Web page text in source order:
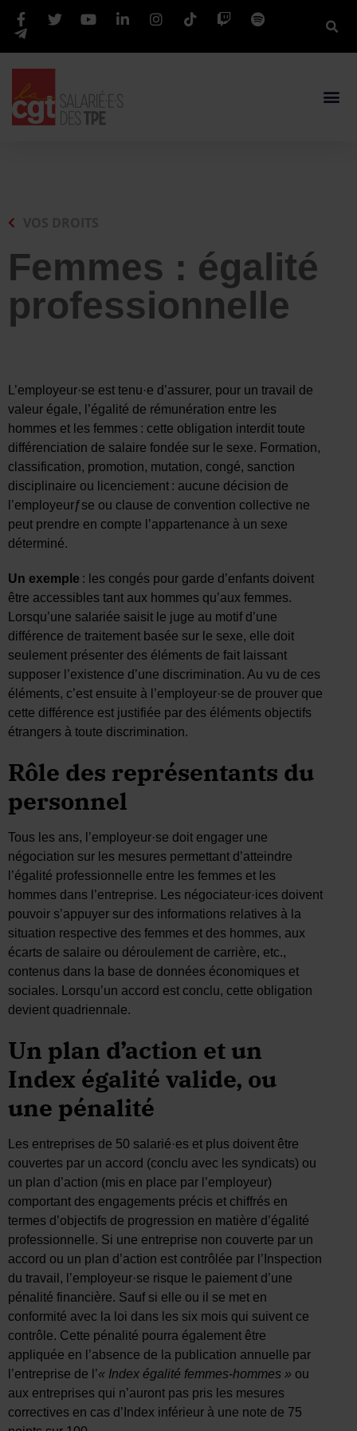
Femmes : égalité
professionnelle
L’employeur·se est tenu·e d’assurer, pour un travail de
valeur égale, l’égalité de rémunération entre les
hommes et les femmes : cette obligation interdit toute
différenciation de salaire fondée sur le sexe. Formation,
classification, promotion, mutation, congé, sanction
disciplinaire ou licenciement : aucune décision de
l’employeurƒse ou clause de convention collective ne
peut prendre en compte l’appartenance à un sexe
déterminé.
Un exemple : les congés pour garde d’enfants doivent
être accessibles tant aux hommes qu’aux femmes.
Lorsqu’une salariée saisit le juge au motif d’une
différence de traitement basée sur le sexe, elle doit
seulement présenter des éléments de fait laissant
supposer l’existence d’une discrimination. Au vu de ces
éléments, c’est ensuite à l’employeur·se de prouver que
cette différence est justifiée par des éléments objectifs
étrangers à toute discrimination.
Rôle des représentants du
personnel
Tous les ans, l’employeur·se doit engager une
négociation sur les mesures permettant d’atteindre
l’égalité professionnelle entre les femmes et les
hommes dans l’entreprise. Les négociateur·ices doivent
pouvoir s’appuyer sur des informations relatives à la
situation respective des femmes et des hommes, aux
écarts de salaire ou déroulement de carrière, etc.,
contenus dans la base de données économiques et
sociales. Lorsqu’un accord est conclu, cette obligation
devient quadriennale.
Un plan d’action et un
Index égalité valide, ou
une pénalité
Les entreprises de 50 salarié·es et plus doivent être
couvertes par un accord (conclu avec les syndicats) ou
un plan d’action (mis en place par l’employeur)
comportant des engagements précis et chiffrés en
termes d’objectifs de progression en matière d’égalité
professionnelle. Si une entreprise non couverte par un
accord ou un plan d’action est contrôlée par l’Inspection
du travail, l’employeur·se risque le paiement d’une
pénalité financière. Sauf si elle ou il se met en
conformité avec la loi dans les six mois qui suivent ce
contrôle. Cette pénalité pourra également être
appliquée en l’absence de la publication annuelle par
l’entreprise de l’« Index égalité femmes-hommes » ou
aux entreprises qui n’auront pas pris les mesures
correctives en cas d’Index inférieur à une note de 75